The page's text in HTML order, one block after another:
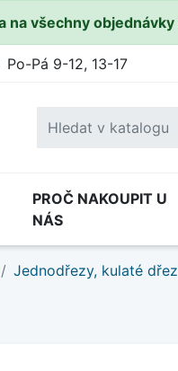
na všechny
Po-Pá 9-12, 13-17
PROČ NAKOUPIT U
NÁS
Jednodřezy, kulaté